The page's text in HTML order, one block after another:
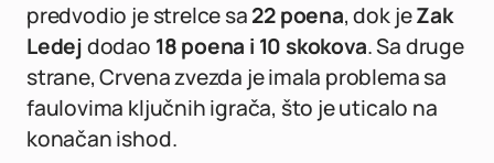
predvodio je strelce sa22 poena, dok jeZak
Ledejdodao 18 poena i 10 skokova. Sa druge
strane, Crvena zvezda je imala problema sa
faulovima ključnih igrača, što je uticalo na
konačan ishod.